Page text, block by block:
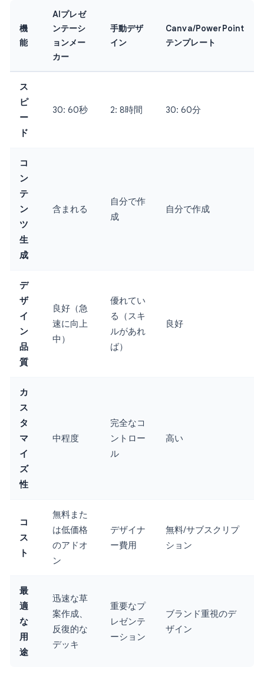
機
能
AIプレゼ
ンテーシ
ョンメー
カー
手動デザ
イン
Canva/PowerPoint
テンプレート
ス
ピ
ー
ド
30: 60秒 2: 8時間 30: 60分
コ
ン
テ
ン
ツ
生
成
含まれる
自分で作
成
自分で作成
デ
ザ
イ
ン
品
質
良好（急
速に向上
中）
優れてい
る（スキ
ルがあれ
ば）
良好
カ
ス
タ
マ
イ
ズ
性
中程度
完全なコ
ントロー
ル
高い
コ
ス
ト
無料また
は低価格
のアドオ
ン
デザイナ
ー費用
無料/サブスクリプ
ション
最
適
な
用
途
迅速な草
案作成、
反復的な
デッキ
重要なプ
レゼンテ
ーション
ブランド重視のデ
ザイン